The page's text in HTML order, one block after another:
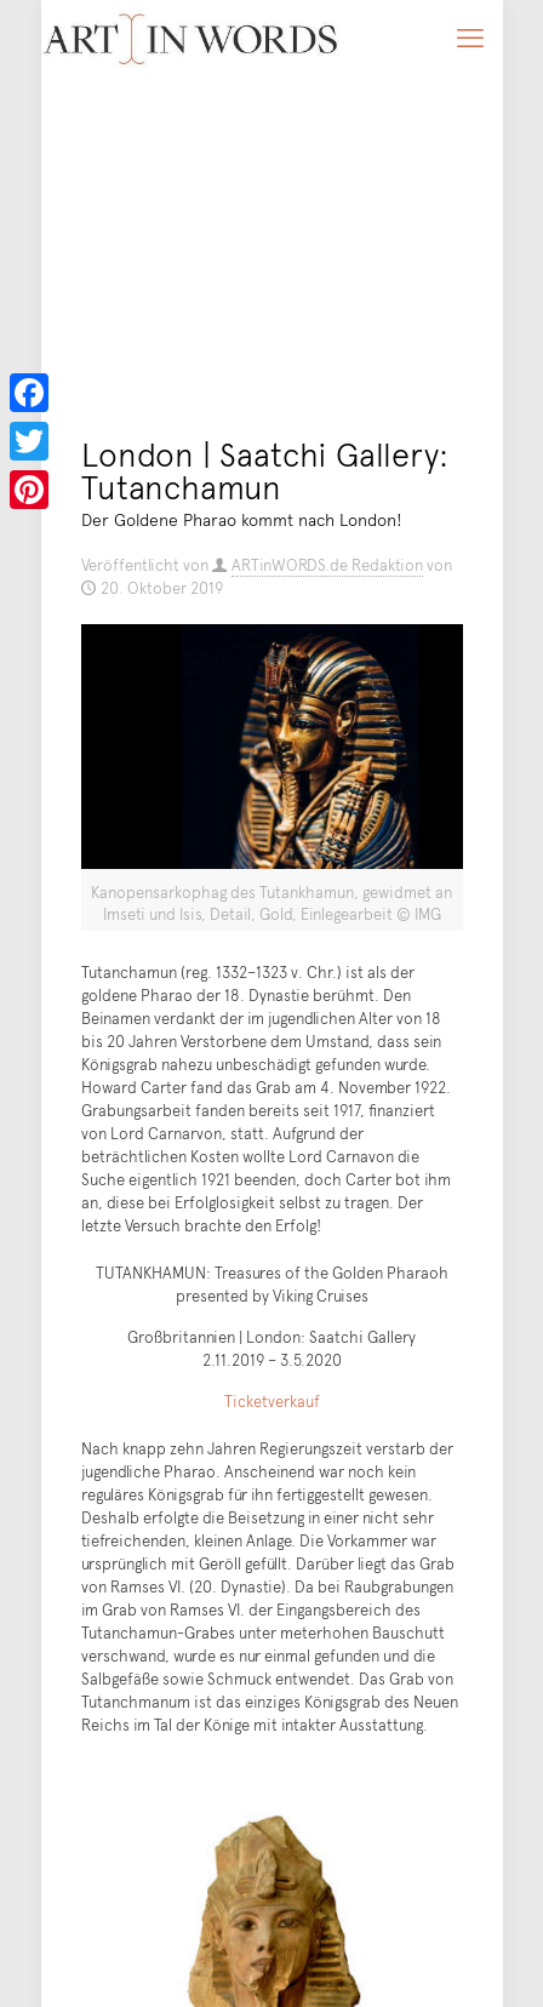
London | Saatchi Gallery:
Tutanchamun
Der Goldene Pharao kommt nach London!
Veröffentlicht von ARTinWORDS.de Redaktionvon
20. Oktober 2019
Kanopensarkophag des Tutankhamun, gewidmet an
Imseti und Isis, Detail, Gold, Einlegearbeit © IMG
Tutanchamun (reg. 1332–1323 v. Chr.) ist als der
goldene Pharao der 18. Dynastie berühmt. Den
Beinamen verdankt der im jugendlichen Alter von 18
bis 20 Jahren Verstorbene dem Umstand, dass sein
Königsgrab nahezu unbeschädigt gefunden wurde.
Howard Carter fand das Grab am 4. November 1922.
Grabungsarbeit fanden bereits seit 1917, finanziert
von Lord Carnarvon, statt. Aufgrund der
beträchtlichen Kosten wollte Lord Carnavon die
Suche eigentlich 1921 beenden, doch Carter bot ihm
an, diese bei Erfolglosigkeit selbst zu tragen. Der
letzte Versuch brachte den Erfolg!
TUTANKHAMUN: Treasures of the Golden Pharaoh
presented by Viking Cruises
Großbritannien | London: Saatchi Gallery
2.11.2019 – 3.5.2020
Ticketverkauf
Nach knapp zehn Jahren Regierungszeit verstarb der
jugendliche Pharao. Anscheinend war noch kein
reguläres Königsgrab für ihn fertiggestellt gewesen.
Deshalb erfolgte die Beisetzung in einer nicht sehr
tiefreichenden, kleinen Anlage. Die Vorkammer war
ursprünglich mit Geröll gefüllt. Darüber liegt das Grab
von Ramses VI. (20. Dynastie). Da bei Raubgrabungen
im Grab von Ramses VI. der Eingangsbereich des
Tutanchamun-Grabes unter meterhohen Bauschutt
verschwand, wurde es nur einmal gefunden und die
Salbgefäße sowie Schmuck entwendet. Das Grab von
Tutanchmanum ist das einziges Königsgrab des Neuen
Reichs im Tal der Könige mit intakter Ausstattung.
Facebook
Twitter